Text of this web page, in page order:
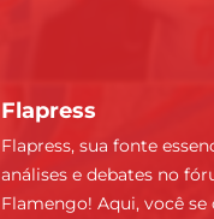
Flapress
Flapress, sua fonte
análises e debates no
Flamengo! Aqui, você